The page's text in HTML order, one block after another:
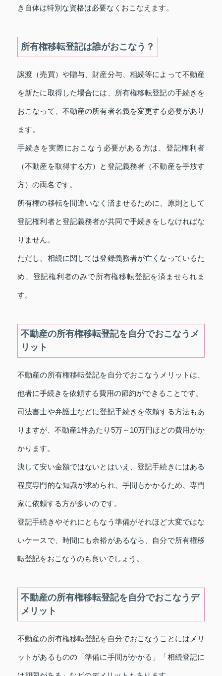
き自体は特別な資格は必要なくおこなえます。
所有権移転登記は誰がおこなう？
譲渡（売買）や贈与、財産分与、相続等によって不動産
を新たに取得した場合には、所有権移転登記の手続きを
おこなって、不動産の所有者名義を変更する必要があり
ます。
手続きを実際におこなう必要がある方は、登記権利者
（不動産を取得する方）と登記義務者（不動産を手放す
方）の両名です。
所有権の移転を間違いなく済ませるために、原則として
登記権利者と登記義務者が共同で手続きをしなければな
りません。
ただし、相続に関しては登録義務者が亡くなっているた
め、登記権利者のみで所有権移転登記を済ませられま
す。
不動産の所有権移転登記を自分でおこなうメ
リット
不動産の所有権移転登記を自分でおこなうメリットは、
他者に手続きを依頼する費用の節約ができることです。
司法書士や弁護士などに登記手続きを依頼する方法もあ
りますが、不動産1件あたり5万～10万円ほどの費用がか
かります。
決して安い金額ではないとはいえ、登記手続きにはある
程度専門的な知識が求められ、手間もかかるため、専門
家に依頼する方が多いのです。
登記手続きやそれにともなう準備がそれほど大変ではな
いケースで、時間にも余裕があるなら、自分で所有権移
転登記をおこなうのも良いでしょう。
不動産の所有権移転登記を自分でおこなうデ
メリット
不動産の所有権移転登記を自分でおこなうことにはメリ
ットがあるものの「準備に手間がかかる」「相続登記に